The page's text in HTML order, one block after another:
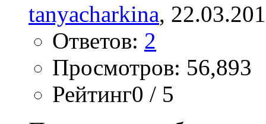
tanyacharkina,
Ответов: 2
Просмотров: 56,893
Рейтинг0 / 5